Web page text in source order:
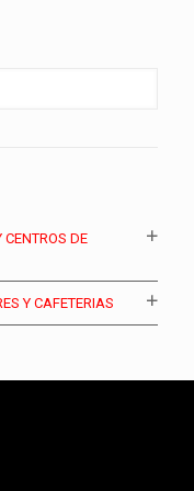
CENTROS DE
Y CAFETERIAS